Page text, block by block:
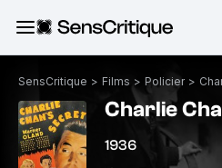
SensCritique > Films > Policier >
Charlie
1936